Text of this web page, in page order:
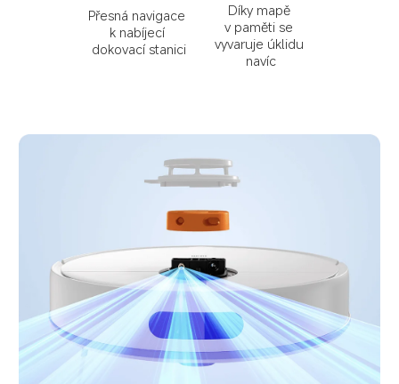
Přesná navigace
k nabíjecí
dokovací stanici
Díky mapě
v paměti se
vyvaruje úklidu
navíc